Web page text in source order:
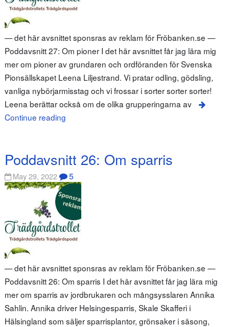
— det här avsnittet sponsras av reklam för Fröbanken.se —
Poddavsnitt 27: Om pioner I det här avsnittet får jag lära mig
mer om pioner av grundaren och ordföranden för Svenska
Pionsällskapet Leena Liljestrand. Vi pratar odling, gödsling,
vanliga nybörjarmisstag och vi frossar i sorter sorter sorter!
Leena berättar också om de olika grupperingarna av
Continue reading
Poddavsnitt 26: Om sparris
May 29, 2022 5
— det här avsnittet sponsras av reklam för Fröbanken.se —
Poddavsnitt 26: Om sparris I det här avsnittet får jag lära mig
mer om sparris av jordbrukaren och mångsysslaren Annika
Sahlin. Annika driver Helsingesparris, Skale Skafferi i
Hälsingland som säljer sparrisplantor, grönsaker i säsong,